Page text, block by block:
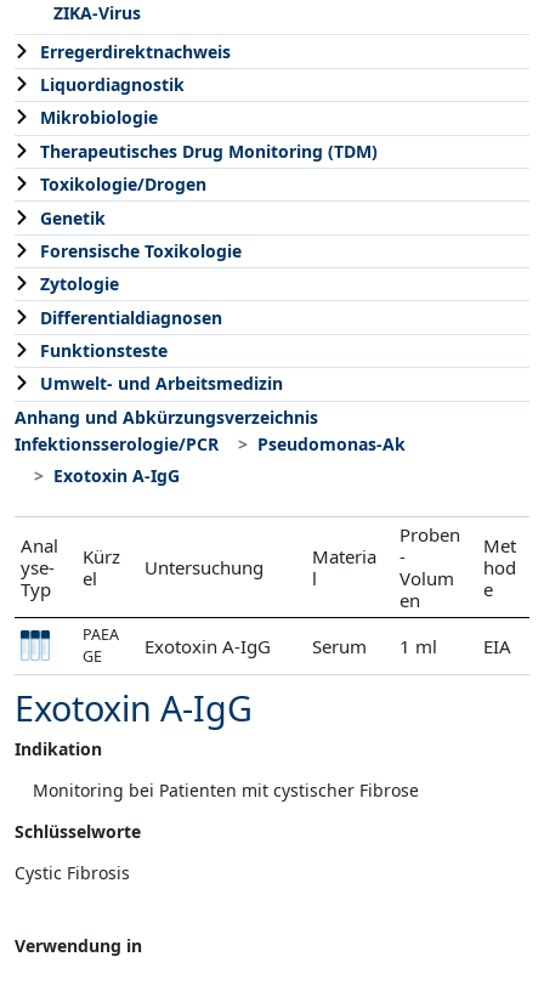
ZIKA-Virus
Erregerdirektnachweis
Liquordiagnostik
Mikrobiologie
Therapeutisches Drug Monitoring (TDM)
Toxikologie/Drogen
Genetik
Forensische Toxikologie
Zytologie
Differentialdiagnosen
Funktionsteste
Umwelt- und Arbeitsmedizin
Anhang und Abkürzungsverzeichnis
Infektionsserologie/PCR
Pseudomonas-Ak
Exotoxin A-IgG
Anal
yse-
Typ
Kürz
el
Untersuchung
Materia
l
Proben
-
Volum
en
Met
hod
e
PAEA
GE
Exotoxin A-IgG Serum 1 ml EIA
Exotoxin A-IgG
Indikation
Monitoring bei Patienten mit cystischer Fibrose
Schlüsselworte
Cystic Fibrosis
Verwendung in